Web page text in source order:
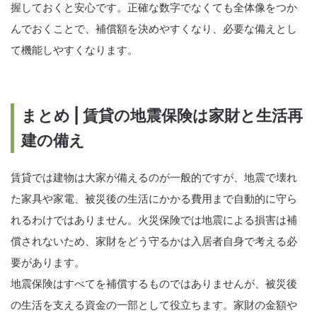
握しておくと安心です。正確な数字でなくても全体像をつか
んでおくことで、補償額を決めやすくなり、必要な備えとし
て機能しやすくなります。
まとめ | 賃貸の地震保険は家財と生活再
建の備え
賃貸では建物は大家が備えるのが一般的ですが、地震で壊れ
た家具や家電、被災後の生活にかかる費用まで自動的に守ら
れるわけではありません。火災保険では地震による損害は補
償されないため、家財をどう守るかは入居者自身で考える必
要があります。
地震保険はすべてを補償するものではありませんが、被災後
の生活を支える資金の一部として役立ちます。家財の金額や